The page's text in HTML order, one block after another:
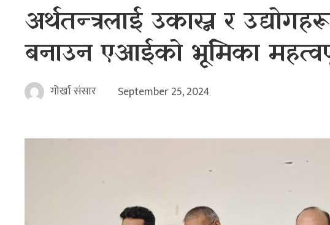
अर्थतन्त्रलाई उकास्न र
बनाउन एआईको भूमिका
गोर्खा संसार September 25, 2024